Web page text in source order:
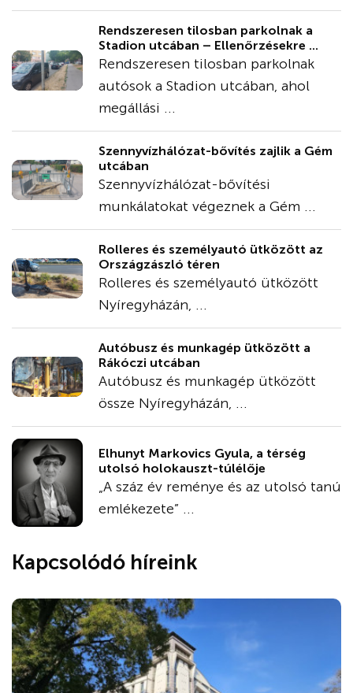
Rendszeresen tilosban parkolnak a
Stadion utcában – Ellenőrzésekre ...
Rendszeresen tilosban parkolnak
autósok a Stadion utcában, ahol
megállási ...
Szennyvízhálózat-bővítés zajlik a Gém
utcában
Szennyvízhálózat-bővítési
munkálatokat végeznek a Gém ...
Rolleres és személyautó ütközött az
Országzászló téren
Rolleres és személyautó ütközött
Nyíregyházán, ...
Autóbusz és munkagép ütközött a
Rákóczi utcában
Autóbusz és munkagép ütközött
össze Nyíregyházán, ...
Elhunyt Markovics Gyula, a térség
utolsó holokauszt-túlélője
„A száz év reménye és az utolsó tanú
emlékezete” ...
Kapcsolódó híreink